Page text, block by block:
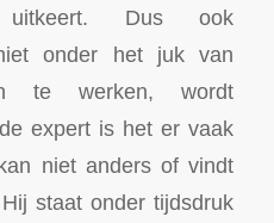
uitkeert. Dus ook
onder het juk van
te werken, wordt
expert is het er vaak
niet anders of vindt
staat onder tijdsdruk